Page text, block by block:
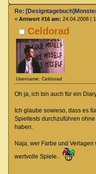
Celdorad
Username: Celdorad
Re:
« Antwort #16 am: 24.04.2008 |
Oh ja, ich bin auch für ein
Ich glaube sowieso, dass es
Spieltests durchzuführen
haben.
Naja, wer Farbe und
wertvolle Spiele..